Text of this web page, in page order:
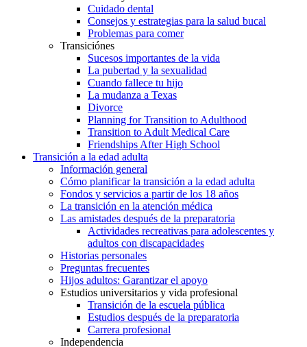
Cuidado dental
Consejos y estrategias para la salud bucal
Problemas para comer
Transiciónes
Sucesos importantes de la vida
La pubertad y la sexualidad
Cuando fallece tu hijo
La mudanza a Texas
Divorce
Planning for Transition to Adulthood
Transition to Adult Medical Care
Friendships After High School
Transición a la edad adulta
Información general
Cómo planificar la transición a la edad adulta
Fondos y servicios a partir de los 18 años
La transición en la atención médica
Las amistades después de la preparatoria
Actividades recreativas para adolescentes y
adultos con discapacidades
Historias personales
Preguntas frecuentes
Hijos adultos: Garantizar el apoyo
Estudios universitarios y vida profesional
Transición de la escuela pública
Estudios después de la preparatoria
Carrera profesional
Independencia